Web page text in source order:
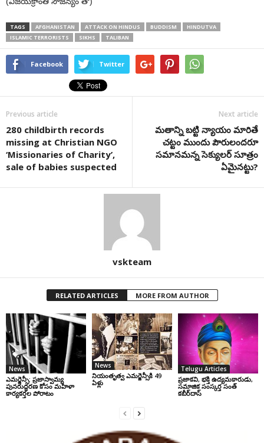
TAGS AFGHANISTAN ATTACK ON HINDUS BUDDISM
HINDUTVA
ISLAMIC TERRORISTS
SIKHS TALIBAN
Facebook Twitter
Previous article
280 childbirth records
missing at Christian NGO
‘Missionaries of Charity’,
sale of babies suspected
Next article
మతాన్ని బట్టి న్యాయం మారితే
చట్టం ముందు పౌరులందరూ
సమానమన్న సెక్యులర్‌ సూత్రం
ఏమైనట్టు?
vskteam
RELATED ARTICLES MORE FROM AUTHOR
News
ఎమర్జెన్సీ: ప్రజాస్వామ్య
పునరుద్ధరణ కోసం మహిళా
కార్యకర్తల పోరాటం
News
నియంతృత్వ ఎమర్జెన్సీకి 49
ఏళ్లు
Telugu Articles
ప్రజాకవి, భక్తి ఉద్యమకారుడు,
సమాజిక సంస్కర్త సంత్‌
కబీర్‌దాస్‌